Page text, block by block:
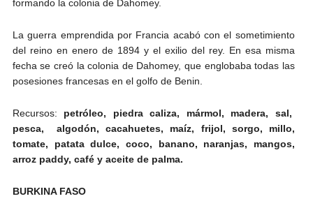
formando la colonia de Dahomey.
La guerra emprendida por Francia acabó con el sometimiento
del reino en enero de 1894 y el exilio del rey. En esa misma
fecha se creó la colonia de Dahomey, que englobaba todas las
posesiones francesas en el golfo de Benin.
Recursos: petróleo, piedra caliza, mármol, madera, sal,
pesca,algodón, cacahuetes, maíz, frijol, sorgo, millo,
tomate, patata dulce, coco, banano, naranjas, mangos,
arroz paddy, café y aceite de palma.
BURKINA FASO